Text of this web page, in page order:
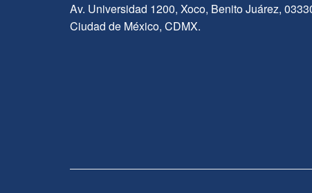
Av. Universidad 1200, Xoco, Benito Juárez,
Ciudad de México, CDMX.